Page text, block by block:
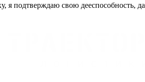
я подтверждаю свою дееспособность,